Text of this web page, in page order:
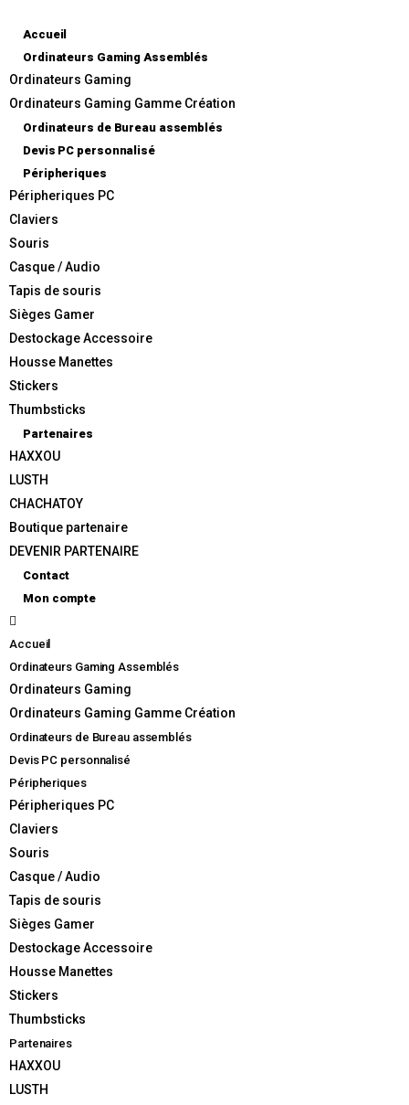
Accueil
Ordinateurs Gaming Assemblés
Ordinateurs Gaming
Ordinateurs Gaming Gamme Création
Ordinateurs de Bureau assemblés
Devis PC personnalisé
Péripheriques
Péripheriques PC
Claviers
Souris
Casque / Audio
Tapis de souris
Sièges Gamer
Destockage Accessoire
Housse Manettes
Stickers
Thumbsticks
Partenaires
HAXXOU
LUSTH
CHACHATOY
Boutique partenaire
DEVENIR PARTENAIRE
Contact
Mon compte
Accueil
Ordinateurs Gaming Assemblés
Ordinateurs Gaming
Ordinateurs Gaming Gamme Création
Ordinateurs de Bureau assemblés
Devis PC personnalisé
Péripheriques
Péripheriques PC
Claviers
Souris
Casque / Audio
Tapis de souris
Sièges Gamer
Destockage Accessoire
Housse Manettes
Stickers
Thumbsticks
Partenaires
HAXXOU
LUSTH
Thumbsticks G-STITCH Manette PS4
/ XBOX ONE
Accueil»Boutique» Thumbsticks G-STITCH Manette PS4 / XBOX ONE
-38%
Thumbsticks G-STITCH Manette
PS4 / XBOX ONE
4,99€
– Matière : silicone
– 4 thumbsticks inclus
– 8 points extérieurs pour un gain en vitesse d’éxécution
Couleurs :
Type de
Manette
UGS :1426
Catégorie :